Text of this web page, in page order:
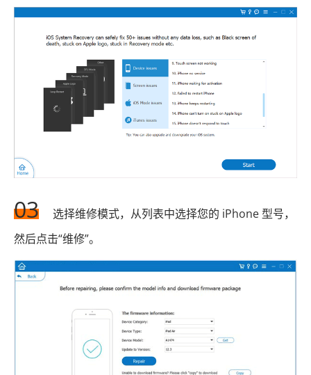
03
选择维修模式，从列表中选择您的 iPhone 型号，
然后点击“维修”。